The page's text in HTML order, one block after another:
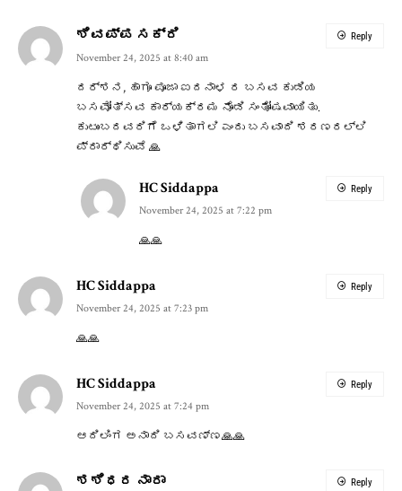
ಶಿವಪ್ಪ ಸಕ್ರಿ
November 24, 2025 at 8:40 am
ದರ್ಶನ, ಹಾಗೂ ಪೂಜಾ ಐದನಾಳ ರ ಬಸವ ಕುಡಿಯ
ಬಸವೋತ್ಸವ ಕಾರ್ಯಕ್ರಮ ನೊಡಿ ಸಂತೋಷವಾಯಿತು.
ಕುಟುಂಬದವರಿಗೆ ಒಳಿತಾಗಲಿ ಎಂದು ಬಸವಾದಿ ಶರಣರಲ್ಲಿ
ಪ್ರಾರ್ಥಿಸುವೆ 🙏
Reply
HC Siddappa
November 24, 2025 at 7:22 pm
🙏🙏
Reply
HC Siddappa
November 24, 2025 at 7:23 pm
🙏🙏
Reply
HC Siddappa
November 24, 2025 at 7:24 pm
ಆದಿಲಿಂಗ ಅನಾದಿ ಬಸವಣ್ಣ🙏🙏
Reply
ಶಶಿಧರ ನಾರಾ Reply